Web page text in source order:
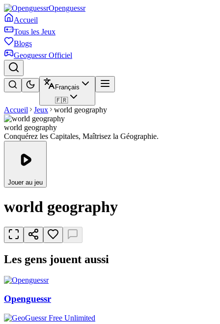
Openguessr
Accueil
Tous les Jeux
Blogs
Geoguessr Officiel
Français
🇫🇷
Accueil Jeux world geography
world geography
Conquérez les Capitales, Maîtrisez la Géographie.
Jouer au jeu
world geography
Les gens jouent aussi
Openguessr